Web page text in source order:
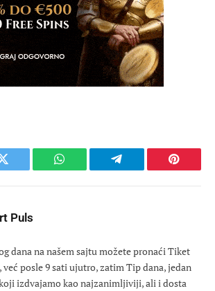
Twitter WhatsApp Telegram
Puls
dana na našem sajtu možete pronaći Tiket
već posle 9 sati ujutro, zatim Tip dana, jedan
izdvajamo kao najzanimljiviji, ali i dosta